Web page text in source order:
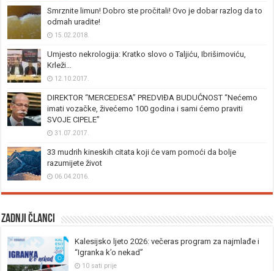
Smrznite limun! Dobro ste pročitali! Ovo je dobar razlog da to
odmah uradite!
15.02.2018.
Umjesto nekrologija: Kratko slovo o Taljiću, Ibrišimoviću,
Krleži…
12.10.2017.
DIREKTOR “MERCEDESA” PREDVIĐA BUDUĆNOST “Nećemo
imati vozačke, živećemo 100 godina i sami ćemo praviti
SVOJE CIPELE”
31.07.2017.
33 mudrih kineskih citata koji će vam pomoći da bolje
razumijete život
06.04.2016.
Zadnji članci
Kalesijsko ljeto 2026: večeras program za najmlađe i
“Igranka k’o nekad”
10 sati prije